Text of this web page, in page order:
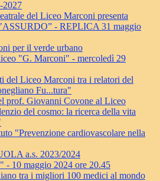
2027
del Liceo Marconi presenta
- REPLICA 31 maggio
per il verde urbano
"G. Marconi" - mercoledì 29
del Liceo Marconi tra i relatori del
Fu...tura"
prof. Giovanni Covone al Liceo
del cosmo: la ricerca della vita
"Prevenzione cardiovascolare nella
a.s. 2023/2024
- 10 maggio 2024 ore 20.45
tra i migliori 100 medici al mondo